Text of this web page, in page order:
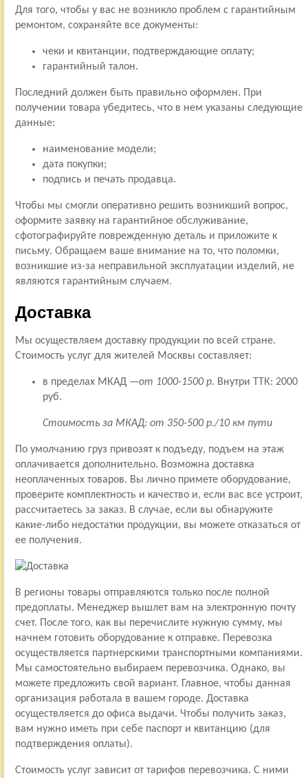
Для того, чтобы у вас не возникло проблем с гарантийным
ремонтом, сохраняйте все документы:
чеки и квитанции, подтверждающие оплату;
гарантийный талон.
Последний должен быть правильно оформлен. При
получении товара убедитесь, что в нем указаны следующие
данные:
наименование модели;
дата покупки;
подпись и печать продавца.
Чтобы мы смогли оперативно решить возникший вопрос,
оформите заявку на гарантийное обслуживание,
сфотографируйте поврежденную деталь и приложите к
письму. Обращаем ваше внимание на то, что поломки,
возникшие из-за неправильной эксплуатации изделий, не
являются гарантийным случаем.
Доставка
Мы осуществляем доставку продукции по всей стране.
Стоимость услуг для жителей Москвы составляет:
в пределах МКАД —от 1000-1500 р. Внутри ТТК: 2000
руб.
Стоимость за МКАД: от 350-500 р./10 км пути
По умолчанию груз привозят к подъеду, подъем на этаж
оплачивается дополнительно. Возможна доставка
неоплаченных товаров. Вы лично примете оборудование,
проверите комплектность и качество и, если вас все устроит,
рассчитаетесь за заказ. В случае, если вы обнаружите
какие-либо недостатки продукции, вы можете отказаться от
ее получения.
В регионы товары отправляются только после полной
предоплаты. Менеджер вышлет вам на электронную почту
счет. После того, как вы перечислите нужную сумму, мы
начнем готовить оборудование к отправке. Перевозка
осуществляется партнерскими транспортными компаниями.
Мы самостоятельно выбираем перевозчика. Однако, вы
можете предложить свой вариант. Главное, чтобы данная
организация работала в вашем городе. Доставка
осуществляется до офиса выдачи. Чтобы получить заказ,
вам нужно иметь при себе паспорт и квитанцию (для
подтверждения оплаты).
Стоимость услуг зависит от тарифов перевозчика. С ними